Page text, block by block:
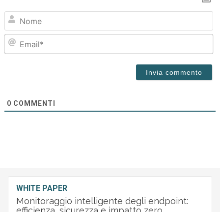
0 COMMENTI
WHITE PAPER
Monitoraggio intelligente degli endpoint: